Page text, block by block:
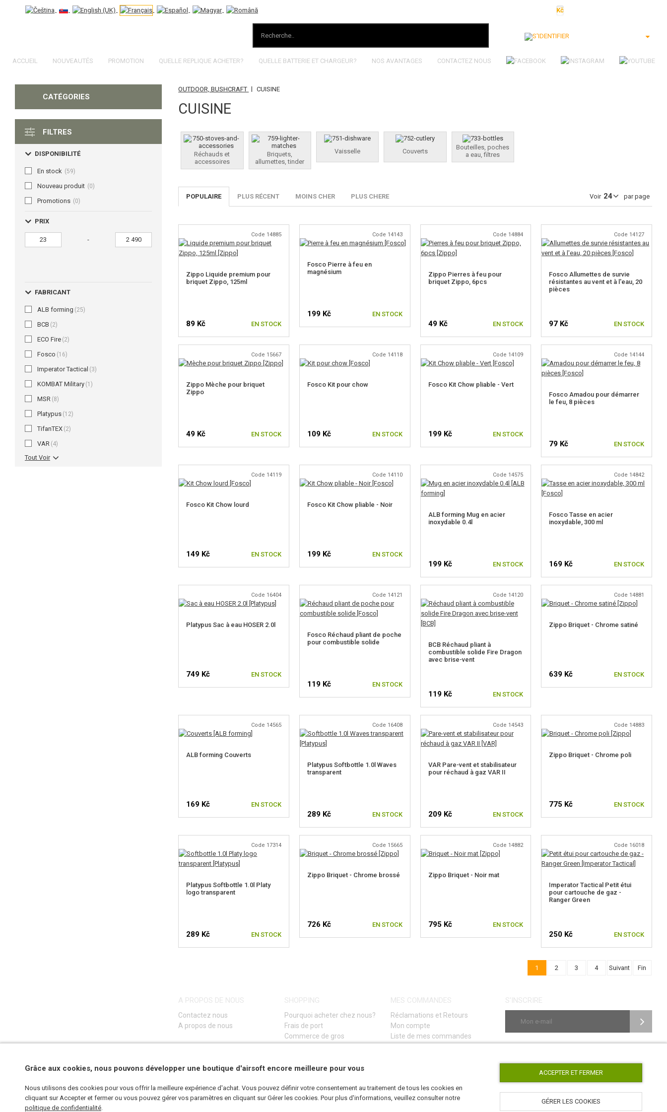
Kč
ACCUEIL NOUVEAUTÉS PROMOTION QUELLE REPLIQUE ACHETER? QUELLE BATTERIE ET CHARGEUR? NOS AVANTAGES CONTACTEZ NOUS
CATÉGORIES
FILTRES
DISPONIBILITÉ
En stock (59)
Nouveau produit (0)
Promotions (0)
PRIX
-
FABRICANT
ALB forming (25)
BCB (2)
ECO Fire (2)
Fosco (16)
Imperator Tactical (3)
KOMBAT Military (1)
MSR (8)
Platypus (12)
TifanTEX (2)
VAR (4)
Tout Voir
OUTDOOR, BUSHCRAFT | CUISINE
CUISINE
Réchauds et
accessoires
Briquets,
allumettes, tinder
Vaisselle Couverts
Bouteilles, poches
a eau, filtres
Voir par page
POPULAIRE PLUS RÉCENT MOINS CHER PLUS CHERE
Code 14885
Zippo Liquide premium pour
briquet Zippo, 125ml
89 Kč EN STOCK
Code 14143
Fosco Pierre à feu en
magnésium
199 Kč EN STOCK
Code 14884
Zippo Pierres à feu pour
briquet Zippo, 6pcs
49 Kč EN STOCK
Code 14127
Fosco Allumettes de survie
résistantes au vent et à l'eau, 20
pièces
97 Kč EN STOCK
Code 15667
Zippo Mèche pour briquet
Zippo
49 Kč EN STOCK
Code 14118
Fosco Kit pour chow
109 Kč EN STOCK
Code 14109
Fosco Kit Chow pliable - Vert
199 Kč EN STOCK
Code 14144
Fosco Amadou pour démarrer
le feu, 8 pièces
79 Kč EN STOCK
Code 14119
Fosco Kit Chow lourd
149 Kč EN STOCK
Code 14110
Fosco Kit Chow pliable - Noir
199 Kč EN STOCK
Code 14575
ALB forming Mug en acier
inoxydable 0.4l
199 Kč EN STOCK
Code 14842
Fosco Tasse en acier
inoxydable, 300 ml
169 Kč EN STOCK
Code 16404
Platypus Sac à eau HOSER 2.0l
749 Kč EN STOCK
Code 14121
Fosco Réchaud pliant de poche
pour combustible solide
119 Kč EN STOCK
Code 14120
BCB Réchaud pliant à
combustible solide Fire Dragon
avec brise-vent
119 Kč EN STOCK
Code 14881
Zippo Briquet - Chrome satiné
639 Kč EN STOCK
Code 14565
ALB forming Couverts
169 Kč EN STOCK
Code 16408
Platypus Softbottle 1.0l Waves
transparent
289 Kč EN STOCK
Code 14543
VAR Pare-vent et stabilisateur
pour réchaud à gaz VAR II
209 Kč EN STOCK
Code 14883
Zippo Briquet - Chrome poli
775 Kč EN STOCK
Code 17314
Platypus Softbottle 1.0l Platy
logo transparent
289 Kč EN STOCK
Code 15665
Zippo Briquet - Chrome brossé
726 Kč EN STOCK
Code 14882
Zippo Briquet - Noir mat
795 Kč EN STOCK
Code 16018
Imperator Tactical Petit étui
pour cartouche de gaz -
Ranger Green
250 Kč EN STOCK
1 2 3 4 Suivant Fin
A PROPOS DE NOUS
Contactez nous
A propos de nous
SHOPPING
Pourquoi acheter chez nous?
Frais de port
Commerce de gros
(GDPR)
MES COMMANDES
Réclamations et Retours
Mon compte
Liste de mes commandes
S'INSCRIRE
AirsoftPro.cz © 2026
Grâce aux cookies, nous pouvons développer une boutique d'airsoft encore meilleure pour vous
Nous utilisons des cookies pour vous offrir la meilleure expérience d'achat. Vous pouvez définir votre consentement au traitement de tous les cookies en
cliquant sur Accepter et fermer ou vous pouvez gérer vos paramètres en cliquant sur Gérer les cookies. Pour plus d'informations, veuillez consulter notre
politique de confidentialité.
ACCEPTER ET FERMER
GÉRER LES COOKIES